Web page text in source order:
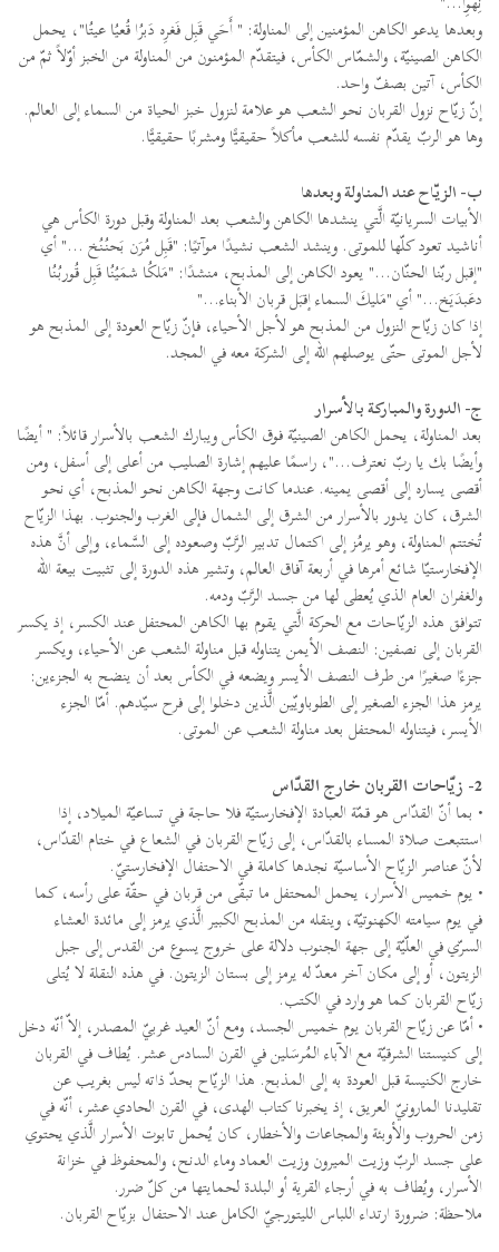
وبعدها يدعو الكاهن المؤمنين إلى المناولة: " أَحَي قَبِل فَغرِه دَبرُا قُعيُا عيتُا"، يحمل
الكاهن الصينيّة، والشمّاس الكأس، فيتقدّم المؤمنون من المناولة من الخبز أوّلاً ثمّ من
الكأس، آتين بصفّ واحد.
إنّ زيّاح نزول القربان نحو الشعب هو علامة لنزول خبز الحياة من السماء إلى العالم.
وها هو الربّ يقدّم نفسه للشعب مأكلاً حقيقيًّا ومشربًا حقيقيًّا.
ب- الزيّاح عند المناولة وبعدها
الأبيات السريانيّة الَّتي ينشدها الكاهن والشعب بعد المناولة وقبل دورة الكأس هي
أناشيد تعود كلّها للموتى. وينشد الشعب نشيدًا موآتيًا: "قَبِل مُرَن بَحنُنُخ ..." أي
"إقبل ربّنا الحنّان..." يعود الكاهن إلى المذبح، منشدًا: "مَلكُا شمَيُنُا قَبِل قُوربُنُا
دعَبدَيَخ..." أي "مَليكَ السماء إقبَل قربان الأبناء..."
إذا كان زيّاح النزول من المذبح هو لأجل الأحياء، فإنّ زيّاح العودة إلى المذبح هو
لأجل الموتى حتّى يوصلهم الله إلى الشركة معه في المجد.
ج- الدورة والمباركة بالأسرار
بعد المناولة، يحمل الكاهن الصينيّة فوق الكأس ويبارك الشعب بالأسرار قائلاً: " أيضًا
وأيضًا بك يا ربّ نعترف..."، راسمًا عليهم إشارة الصليب من أعلى إلى أسفل، ومن
أقصى يساره إلى أقصى يمينه. عندما كانت وجهة الكاهن نحو المذبح، أي نحو
الشرق، كان يدور بالأسرار من الشرق إلى الشمال فإلى الغرب والجنوب. بهذا الزيّاح
تُختتم المناولة، وهو يرمُز إلى اكتمال تدبير الرَّبّ وصعوده إلى السَّماء، وإلى أنَّ هذه
الإفخارستيّا شائع أمرها في أربعة آفاق العالم، وتشير هذه الدورة إلى تثبيت بيعة الله
والغفران العام الذي يُعطى لها من جسد الرَّبّ ودمه.
تتوافق هذه الزيّاحات مع الحركة الَّتي يقوم بها الكاهن المحتفل عند الكسر، إذ يكسر
القربان إلى نصفين: النصف الأيمن يتناوله قبل مناولة الشعب عن الأحياء، ويكسر
جزءًا صغيرًا من طرف النصف الأيسر ويضعه في الكأس بعد أن ينضح به الجزءين:
يرمز هذا الجزء الصغير إلى الطوباويّين الَّذين دخلوا إلى فرح سيّدهم. أمّا الجزء
الأيسر، فيتناوله المحتفل بعد مناولة الشعب عن الموتى.
2- زيّاحات القربان خارج القدّاس
• بما أنّ القدّاس هو قمّة العبادة الإفخارستيّة فلا حاجة في تساعيّة الميلاد، إذا
استتبعت صلاة المساء بالقدّاس، إلى زيّاح القربان في الشعاع في ختام القدّاس،
لأنّ عناصر الزيّاح الأساسيّة نجدها كاملة في الاحتفال الإفخارستيّ.
• يوم خميس الأسرار، يحمل المحتفل ما تبقّى من قربان في حقّة على رأسه، كما
في يوم سيامته الكهنوتيّة، وينقله من المذبح الكبير الَّذي يرمز إلى مائدة العشاء
السرّي في العلّيّة إلى جهة الجنوب دلالة على خروج يسوع من القدس إلى جبل
الزيتون، أو إلى مكان آخر معدّ له يرمز إلى بستان الزيتون. في هذه النقلة لا يُتلى
زيّاح القربان كما هو وارد في الكتب.
• أمّا عن زيّاح القربان يوم خميس الجسد، ومع أنّ العيد غربيّ المصدر، إلاّ أنّه دخل
إلى كنيستنا الشرقيّة مع الآباء المُرسَلين في القرن السادس عشر. يُطاف في القربان
خارج الكنيسة قبل العودة به إلى المذبح. هذا الزيّاح بحدّ ذاته ليس بغريب عن
تقليدنا المارونيّ العريق، إذ يخبرنا كتاب الهدى، في القرن الحادي عشر، أنّه في
زمن الحروب والأوبئة والمجاعات والأخطار، كان يُحمل تابوت الأسرار الَّذي يحتوي
على جسد الربّ وزيت الميرون وزيت العماد وماء الدنح، والمحفوظ في خزانة
الأسرار، ويُطاف به في أرجاء القرية أو البلدة لحمايتها من كلّ ضرر.
ملاحظة: ضرورة ارتداء اللباس الليتورجيّ الكامل عند الاحتفال بزيّاح القربان.